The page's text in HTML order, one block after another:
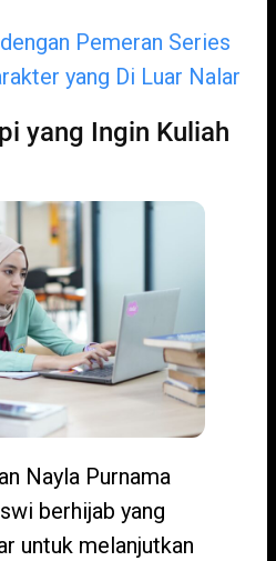
Pemeran Series
yang Di Luar Nalar
yang Ingin Kuliah
Nayla Purnama
berhijab yang
untuk melanjutkan